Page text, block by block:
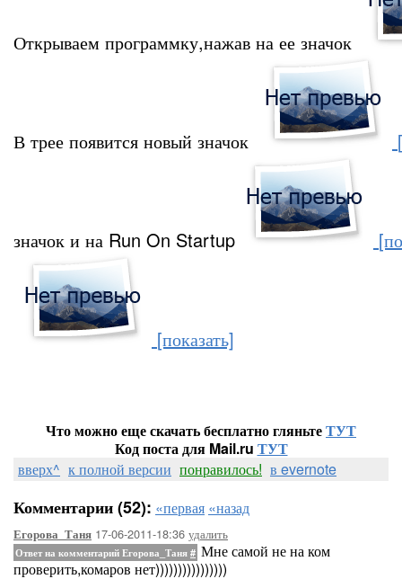
Открываем программку,нажав на ее значок
В трее появится новый значок
значок и на Run On Startup
[показать]
Что можно еще скачать бесплатно гляньтеТУТ
Код поста для Mail.ru ТУТ
вверх^ к полной версии понравилось! в evernote
Комментарии (52): «первая «назад
Егорова_Таня 17-06-2011-18:36 удалить
Ответ на комментарий Егорова_Таня # Мне самой не на ком
проверить,комаров нет))))))))))))))))